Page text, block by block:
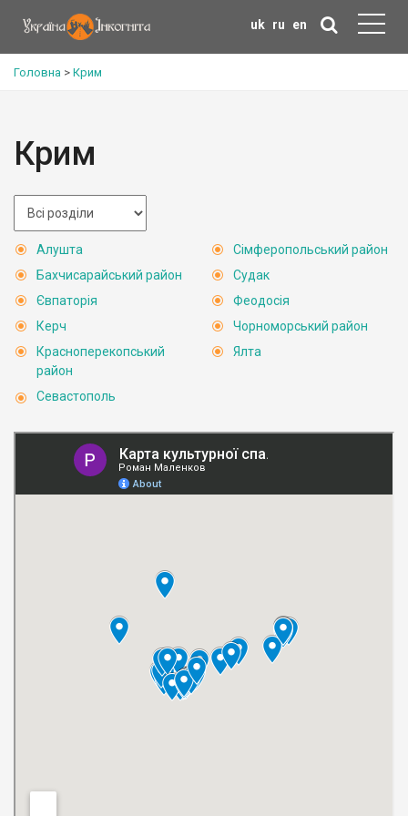
uk ru en
Головна > Крим
Крим
Алушта
Бахчисарайський район
Євпаторія
Керч
Красноперекопський
район
Севастополь
Сімферопольський район
Судак
Феодосія
Чорноморський район
Ялта